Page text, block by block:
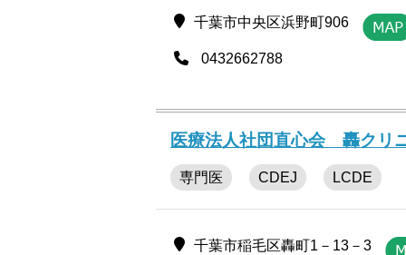
千葉市中央区浜野町906
0432662788
医療法人社団直心会 轟クリ
専門医 CDEJ LCDE
千葉市稲毛区轟町1－13－3